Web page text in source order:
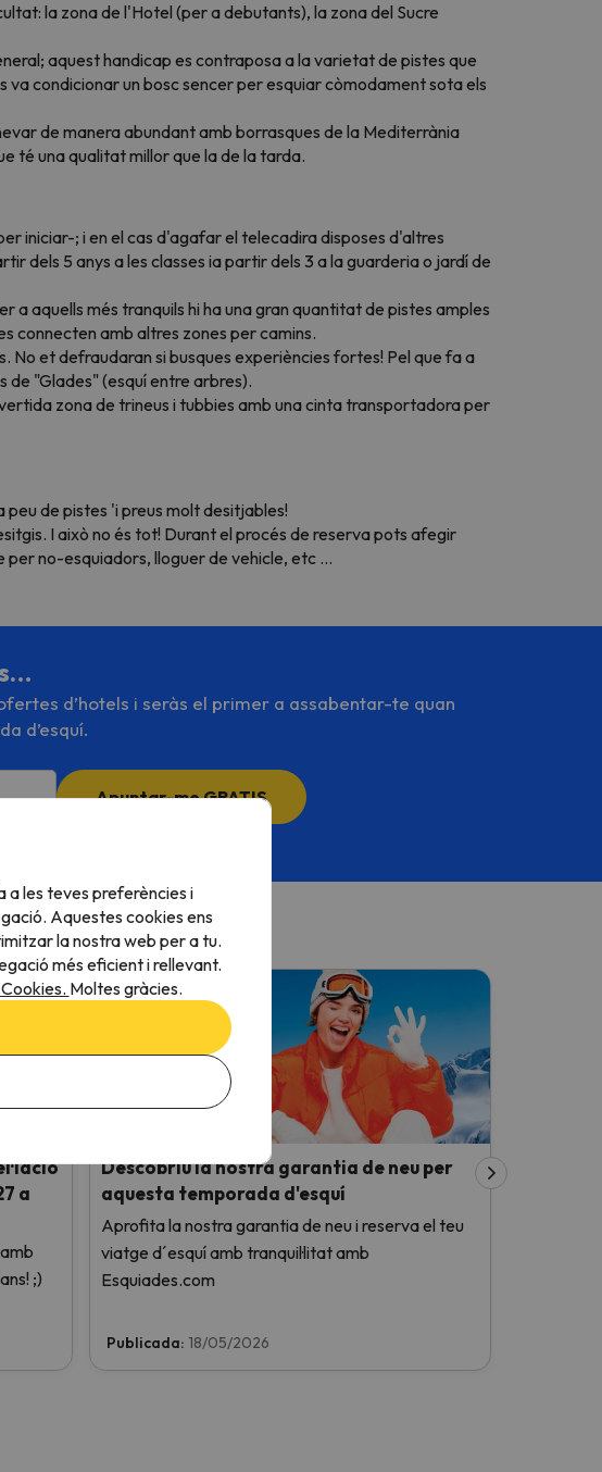
la zona de l'Hotel (per a debutants), la zona del Sucre
aquest handicap es contraposa a la varietat de pistes que
condicionar un bosc sencer per esquiar còmodament sota els
de manera abundant amb borrasques de la Mediterrània
té una qualitat millor que la de la tarda.
iniciar-; i en el cas d'agafar el telecadira disposes d'altres
dels 5 anys a les classes ia partir dels 3 a la guarderia o jardí de
a aquells més tranquils hi ha una gran quantitat de pistes amples
connecten amb altres zones per camins.
No et defraudaran si busques experiències fortes! Pel que fa a
de "Glades" (esquí entre arbres).
zona de trineus i tubbies amb una cinta transportadora per
de pistes 'i preus molt desitjables!
I això no és tot! Durant el procés de reserva pots afegir
no-esquiadors, lloguer de vehicle, etc ...
d’hotels i seràs el primer a assabentar-te quan
d’esquí.
Apuntar-me GRATIS
a
;)
Descobriu la nostra garantia de neu per
aquesta temporada d'esquí
Aprofita la nostra garantia de neu i reserva el teu
viatge d´esquí amb tranquil·litat amb
Esquiades.com
Publicada: 18/05/2026
les teves preferències i
Aquestes cookies ens
la nostra web per a tu.
més eficient i rellevant.
Moltes gràcies.